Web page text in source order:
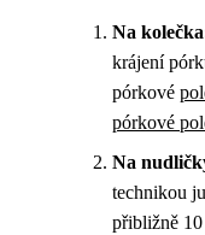
Na
krájení
pórkové
pórkové
Na
technikou
přibližně